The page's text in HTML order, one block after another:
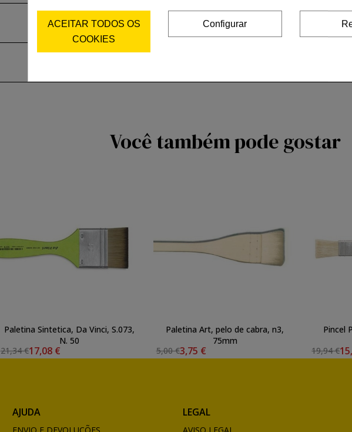
Você também pode gostar
Paletina Sintetica, Da Vinci, S.073,
N. 50
21,34 €17,08 €
Paletina Art, pelo de cabra, n3,
75mm
5,00 €3,75 €
Pincel
19,94 €
AJUDA LEGAL
ACEITAR TODOS OS
COOKIES
Configurar